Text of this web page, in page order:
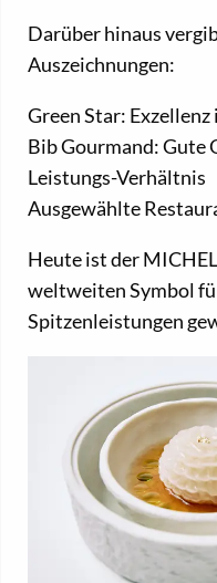
Darüber hinaus
Auszeichnungen:
Green Star:
Bib Gourmand: Gute
Leistungs-Verhältnis
Ausgewählte
Heute ist der
weltweiten Symbol
Spitzenleistungen